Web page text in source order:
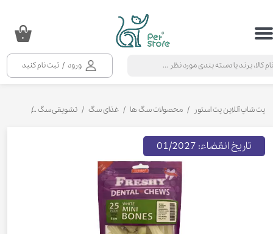
ورود / ثبت نام کنید
حساب کاربری من
خروج از حساب کاربری
۰
پت شاپ آنلاین پت استور محصولات سگ ها غذای سگ تشویقی سگ
تاریخ انقضاء: 01/2027